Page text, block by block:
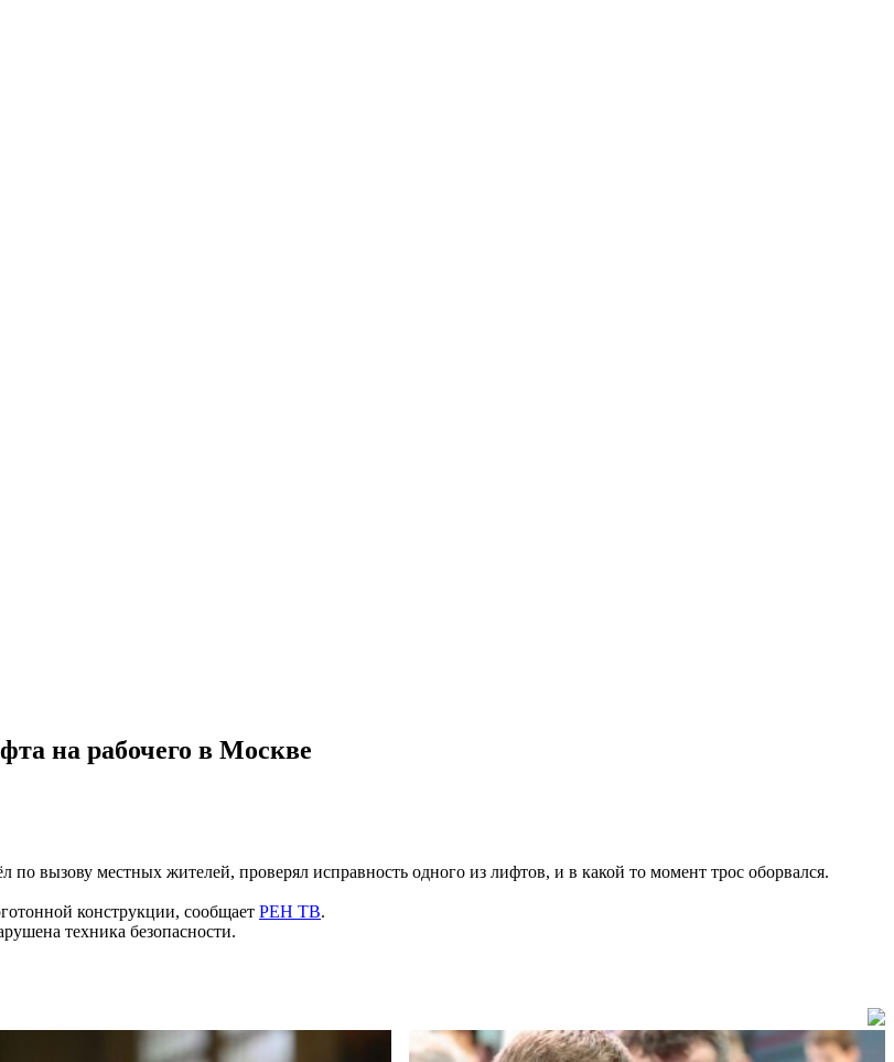
на рабочего в Москве
по вызову местных жителей, проверял исправность одного из лифтов, и в какой то момент трос оборвался.
конструкции, сообщает РЕН ТВ.
техника безопасности.